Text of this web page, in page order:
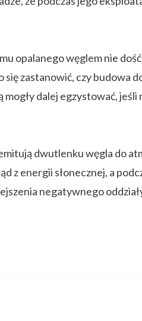
opalanego węglem nie
zastanowić, czy budowa
dalej egzystować, jeśli
dwutlenku węgla do
z energii słonecznej, a
negatywnego